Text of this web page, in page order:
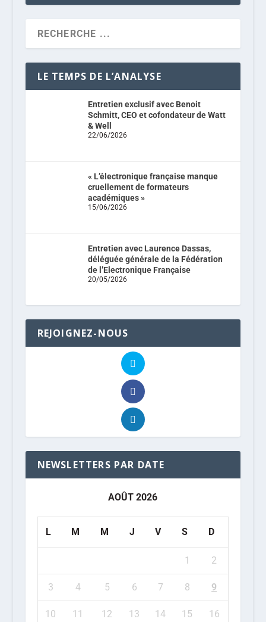
LE TEMPS DE L’ANALYSE
Entretien exclusif avec Benoit
Schmitt, CEO et cofondateur de Watt
& Well
22/06/2026
« L’électronique française manque
cruellement de formateurs
académiques »
15/06/2026
Entretien avec Laurence Dassas,
déléguée générale de la Fédération
de l’Electronique Française
20/05/2026
REJOIGNEZ-NOUS
NEWSLETTERS PAR DATE
AOÛT 2026
L M M J V S D
1 2
3 4 5 6 7 8 9
10 11 12 13 14 15 16